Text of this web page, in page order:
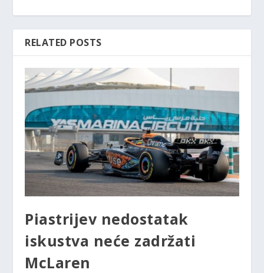
RELATED POSTS
Piastrijev nedostatak
iskustva neće zadržati
McLaren